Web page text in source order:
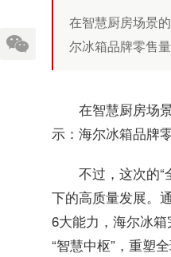
在智慧厨房场景
尔冰箱品牌零售
在智慧厨房场
示：海尔冰箱品牌
不过，这次的
下的高质量发展。
6大能力，海尔冰
“智慧中枢”，重塑